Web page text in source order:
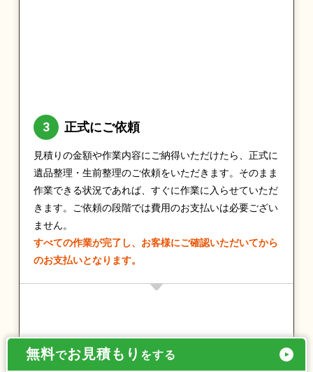
正式にご依頼
見積りの金額や作業内容にご納得いただけたら、正式に
遺品整理・生前整理のご依頼をいただきます。そのまま
作業できる状況であれば、すぐに作業に入らせていただ
きます。ご依頼の段階では費用のお支払いは必要ござい
ません。
すべての作業が完了し、お客様にご確認いただいてから
のお支払いとなります。
無料でお見積もり をする